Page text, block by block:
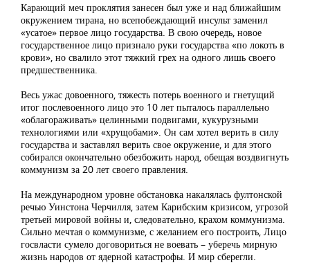
Карающий меч проклятия занесен был уже и над ближайшим
окружением тирана, но всепобеждающий инсульт заменил
«усатое» первое лицо государства. В свою очередь, новое
государственное лицо признало руки государства «по локоть в
крови», но свалило этот тяжкий грех на одного лишь своего
предшественника.
Весь ужас довоенного, тяжесть потерь военного и гнетущий
итог послевоенного лицо это 10 лет пыталось параллельно
«облагораживать» целинными подвигами, кукурузными
технологиями или «хрущобами». Он сам хотел верить в силу
государства и заставлял верить свое окружение, и для этого
собирался окончательно обезбожить народ, обещая воздвигнуть
коммунизм за 20 лет своего правления.
На международном уровне обстановка накалялась фултонской
речью Уинстона Черчилля, затем Карибским кризисом, угрозой
третьей мировой войны и, следовательно, крахом коммунизма.
Сильно мечтая о коммунизме, с желанием его построить, Лицо
госвласти сумело договориться не воевать – уберечь мирную
жизнь народов от ядерной катастрофы. И мир сберегли.